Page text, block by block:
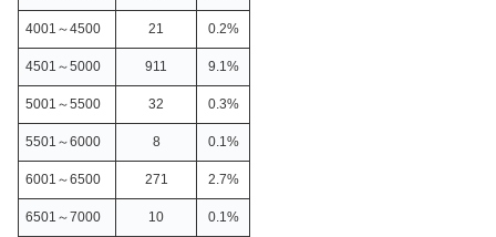
4001～4500 21 0.2%
4501～5000 911 9.1%
5001～5500 32 0.3%
5501～6000 8 0.1%
6001～6500 271 2.7%
6501～7000 10 0.1%